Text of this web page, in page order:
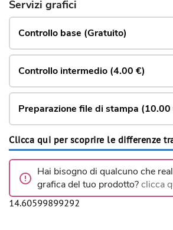
Servizi grafici
Controllo base (Gratuito)
Controllo intermedio (4.00 €)
Preparazione file di stampa (10.00
Clicca qui per scoprire le differenze
Hai bisogno di qualcuno che
grafica del tuo prodotto?clicca
14.60599899292